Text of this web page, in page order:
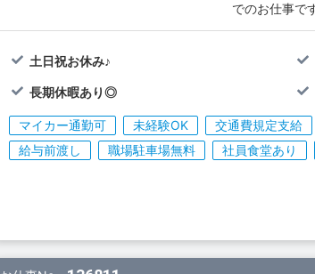
でのお仕事で
土日祝お休み♪
長期休暇あり◎
マイカー通勤可 未経験OK 交通費規定支給
給与前渡し
職場駐車場無料 社員食堂あり